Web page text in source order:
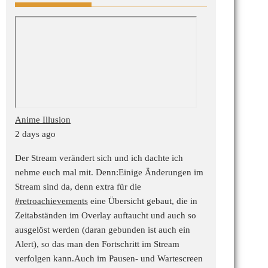
Anime Illusion
2 days ago
Der Stream verändert sich und ich dachte ich
nehme euch mal mit. Denn:Einige Änderungen im
Stream sind da, denn extra für die
#retroachievements eine Übersicht gebaut, die in
Zeitabständen im Overlay auftaucht und auch so
ausgelöst werden (daran gebunden ist auch ein
Alert), so das man den Fortschritt im Stream
verfolgen kann.Auch im Pausen- und Wartescreen